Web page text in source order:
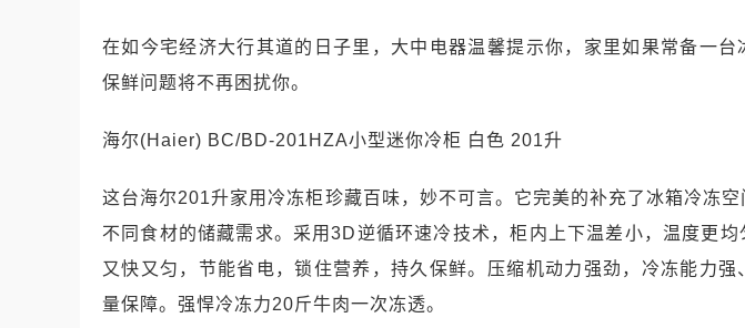
在如今宅经济大行其道的日子里，大中电器温馨提示你，家里如果常备一台
保鲜问题将不再困扰你。
海尔(Haier) BC/BD-201HZA小型迷你冷柜 白色 201升
这台海尔201升家用冷冻柜珍藏百味，妙不可言。它完美的补充了冰箱冷冻
不同食材的储藏需求。采用3D逆循环速冷技术，柜内上下温差小，温度更
又快又匀，节能省电，锁住营养，持久保鲜。压缩机动力强劲，冷冻能力
量保障。强悍冷冻力20斤牛肉一次冻透。